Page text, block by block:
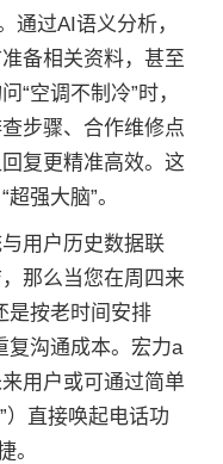
通过AI语义分析，
备相关资料，甚至
“空调不制冷”时，
步骤、合作维修点
复更精准高效。这
强大脑”。
用户历史数据联
那么当您在周四来
是按老时间安排
复沟通成本。宏力a
用户或可通过简单
）直接唤起电话功
。